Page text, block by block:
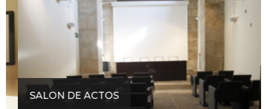
SALON DE ACTOS